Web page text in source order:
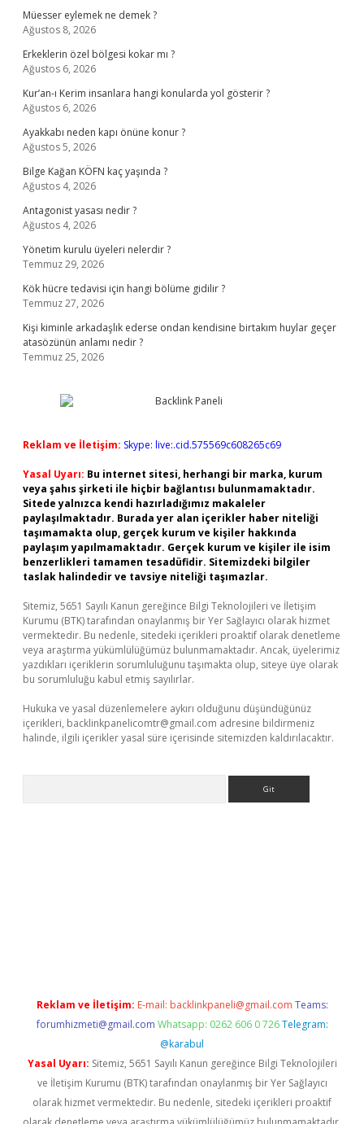
Müesser eylemek ne demek ?
Ağustos 8, 2026
Erkeklerin özel bölgesi kokar mı ?
Ağustos 6, 2026
Kur’an-ı Kerim insanlara hangi konularda yol gösterir ?
Ağustos 6, 2026
Ayakkabı neden kapı önüne konur ?
Ağustos 5, 2026
Bilge Kağan KÖFN kaç yaşında ?
Ağustos 4, 2026
Antagonist yasası nedir ?
Ağustos 4, 2026
Yönetim kurulu üyeleri nelerdir ?
Temmuz 29, 2026
Kök hücre tedavisi için hangi bölüme gidilir ?
Temmuz 27, 2026
Kişi kiminle arkadaşlık ederse ondan kendisine birtakım huylar geçer
atasözünün anlamı nedir ?
Temmuz 25, 2026
Reklam ve İletişim: Skype: live:.cid.575569c608265c69
Yasal Uyarı: Bu internet sitesi, herhangi bir marka, kurum
veya şahıs şirketi ile hiçbir bağlantısı bulunmamaktadır.
Sitede yalnızca kendi hazırladığımız makaleler
paylaşılmaktadır. Burada yer alan içerikler haber niteliği
taşımamakta olup, gerçek kurum ve kişiler hakkında
paylaşım yapılmamaktadır. Gerçek kurum ve kişiler ile isim
benzerlikleri tamamen tesadüfidir. Sitemizdeki bilgiler
taslak halindedir ve tavsiye niteliği taşımazlar.
Sitemiz, 5651 Sayılı Kanun gereğince Bilgi Teknolojileri ve İletişim
Kurumu (BTK) tarafından onaylanmış bir Yer Sağlayıcı olarak hizmet
vermektedir. Bu nedenle, sitedeki içerikleri proaktif olarak denetleme
veya araştırma yükümlülüğümüz bulunmamaktadır. Ancak, üyelerimiz
yazdıkları içeriklerin sorumluluğunu taşımakta olup, siteye üye olarak
bu sorumluluğu kabul etmiş sayılırlar.
Hukuka ve yasal düzenlemelere aykırı olduğunu düşündüğünüz
içerikleri, backlinkpanelicomtr@gmail.com adresine bildirmeniz
halinde, ilgili içerikler yasal süre içerisinde sitemizden kaldırılacaktır.
Reklam ve İletişim: E-mail: backlinkpaneli@gmail.com Teams:
forumhizmeti@gmail.com Whatsapp: 0262 606 0 726 Telegram:
@karabul
Yasal Uyarı: Sitemiz, 5651 Sayılı Kanun gereğince Bilgi Teknolojileri
ve İletişim Kurumu (BTK) tarafından onaylanmış bir Yer Sağlayıcı
olarak hizmet vermektedir. Bu nedenle, sitedeki içerikleri proaktif